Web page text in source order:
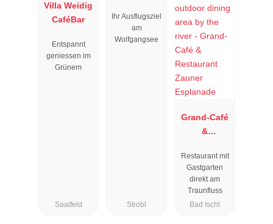
Villa Weidig
CaféBar
Entspannt
geniessen im
Grünem
Saalfeld
Ihr Ausflugsziel
am
Wolfgangsee
Strobl
Grand-Café
&
Zauner
Esplanade
Restaurant mit
Gastgarten
direkt am
Traunfluss
Bad Ischl